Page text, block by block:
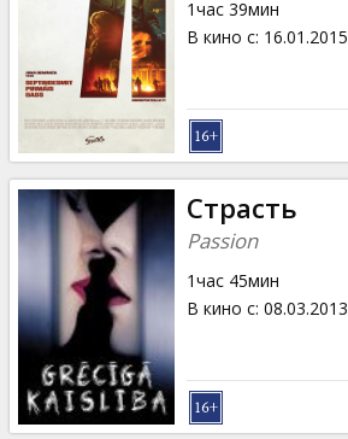
1час 39мин
В кино с: 16.01.2015
Страсть
Passion
1час 45мин
В кино с: 08.03.2013